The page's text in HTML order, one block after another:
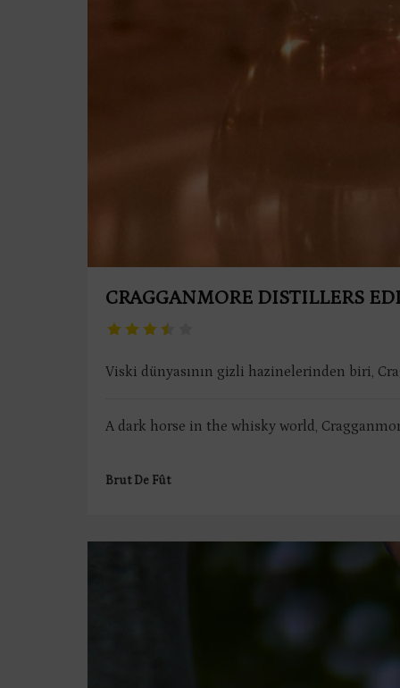
CRAGGANMORE DISTILLERS
Viski dünyasının gizli hazinelerinden biri,
A dark horse in the whisky world,
Brut De Fût